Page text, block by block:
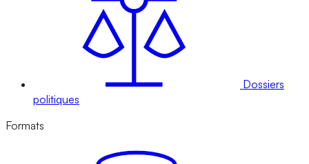
Dossiers
politiques
Formats